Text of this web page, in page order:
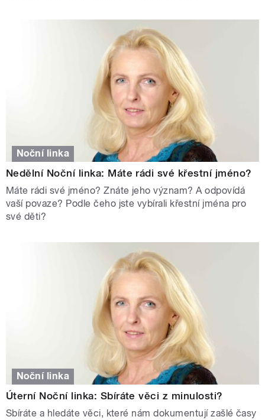
Noční linka
Nedělní Noční linka: Máte rádi své křestní jméno?
Máte rádi své jméno? Znáte jeho význam? A odpovídá
vaší povaze? Podle čeho jste vybírali křestní jména pro
své děti?
Noční linka
Úterní Noční linka: Sbíráte věci z minulosti?
Sbíráte a hledáte věci, které nám dokumentují zašlé časy